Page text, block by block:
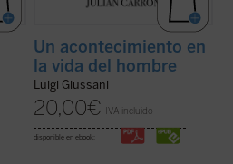
Un acontecimiento en
la vida del hombre
Luigi Giussani
20,00€ IVA incluido
disponible en ebook: